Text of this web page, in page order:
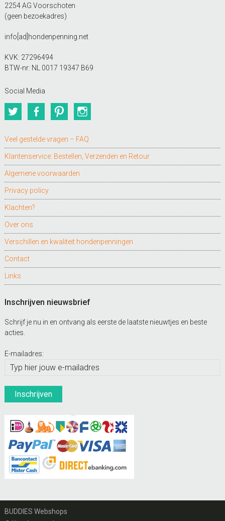
2254 AG Voorschoten
(geen bezoekadres)
info[ad]hondenpenning.net
KVK: 27296494
BTW-nr: NL 0017 19347 B69
Social Media
TwitterFacebookPinterest
Veel gestelde vragen – FAQ
Klantenservice: Bestellen, Verzenden en Retour
Algemene voorwaarden
Privacy policy
Klachten?
Over ons
Verschillen en kwaliteit hondenpenningen
Contact
Links
Inschrijven nieuwsbrief
Schrijf je nu in en ontvang als eerste de laatste nieuwtjes en beste
acties.
E-mailadres:
BUDDIES Webshops